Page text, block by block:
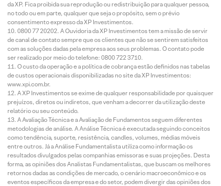
da XP. Fica proibida sua reprodução ou redistribuição para qualquer pessoa,
no todo ou em parte, qualquer que seja o propósito, sem o prévio
consentimento expresso da XP Investimentos.
0800 77 20202. A Ouvidoria da XP Investimentos tem a missão de servir
de canal de contato sempre que os clientes que não se sentirem satisfeitos
com as soluções dadas pela empresa aos seus problemas. O contato pode
ser realizado por meio do telefone: 0800 722 3710.
O custo da operação e a política de cobrança estão definidos nas tabelas
de custos operacionais disponibilizadas no site da XP Investimentos:
www.xpi.com.br.
A XP Investimentos se exime de qualquer responsabilidade por quaisquer
prejuízos, diretos ou indiretos, que venham a decorrer da utilização deste
relatório ou seu conteúdo.
A Avaliação Técnica e a Avaliação de Fundamentos seguem diferentes
metodologias de análise. A Análise Técnica é executada seguindo conceitos
como tendência, suporte, resistência, candles, volumes, médias móveis
entre outros. Já a Análise Fundamentalista utiliza como informação os
resultados divulgados pelas companhias emissoras e suas projeções. Desta
forma, as opiniões dos Analistas Fundamentalistas, que buscam os melhores
retornos dadas as condições de mercado, o cenário macroeconômico e os
eventos específicos da empresa e do setor, podem divergir das opiniões dos